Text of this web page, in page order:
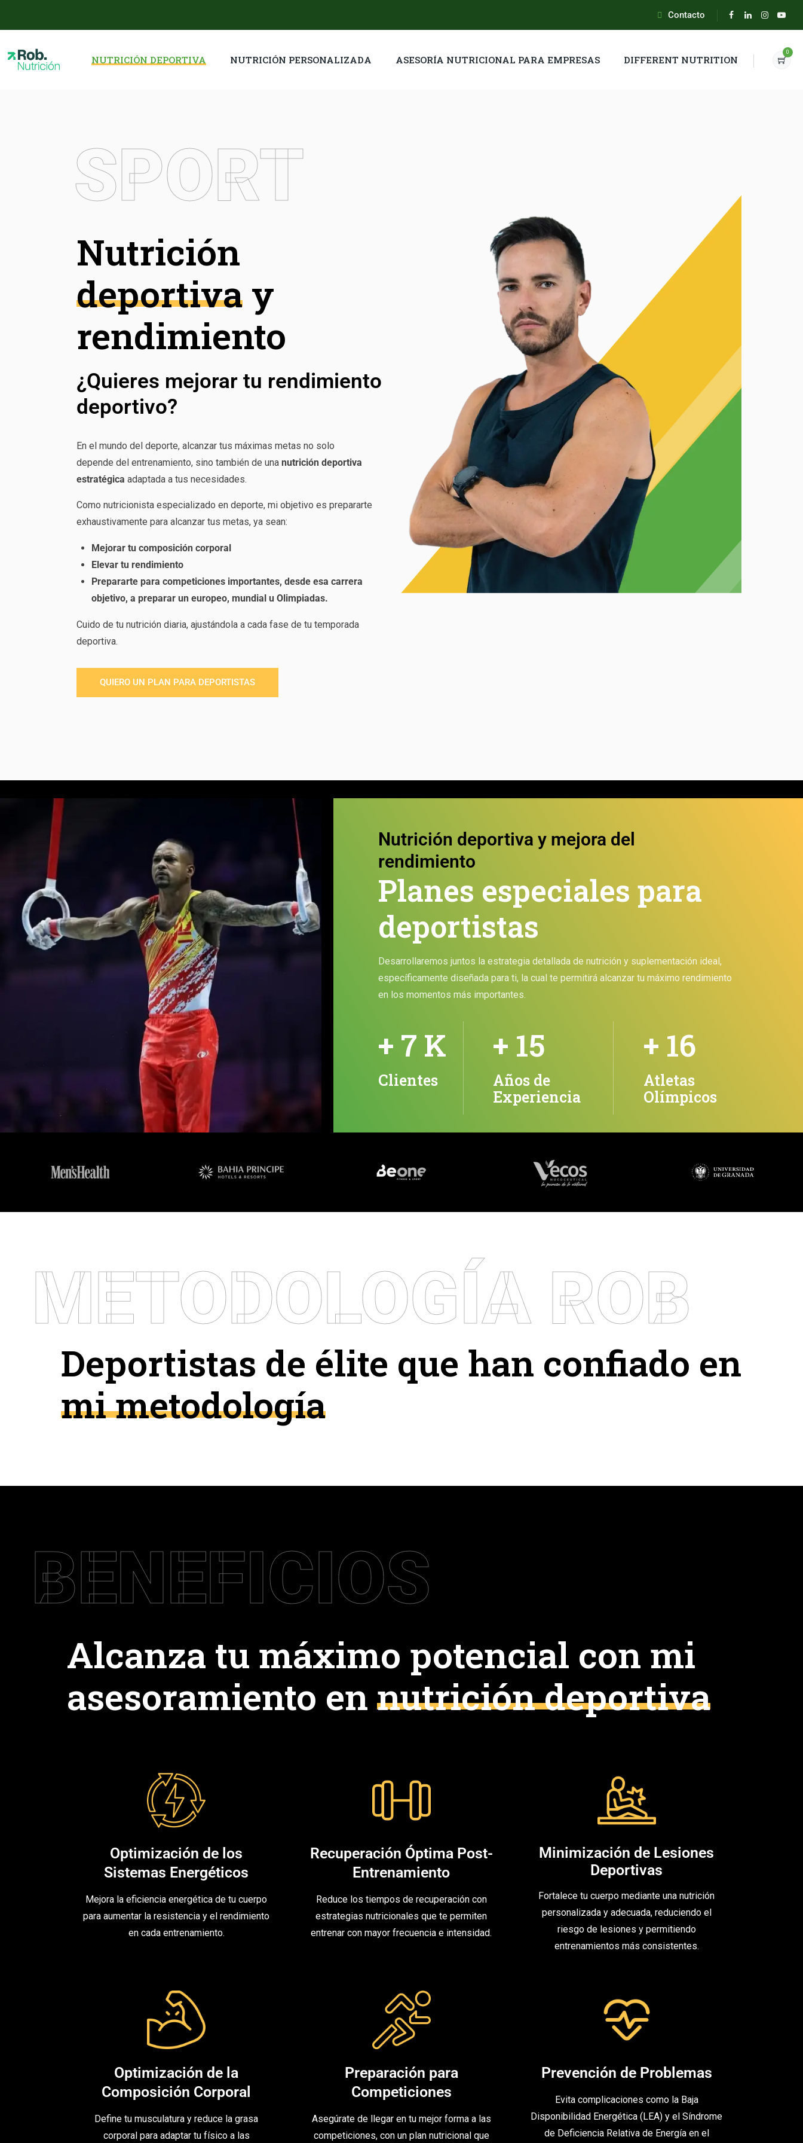
Contacto
0
NUTRICIÓN DEPORTIVA NUTRICIÓN PERSONALIZADA ASESORÍA NUTRICIONAL PARA EMPRESAS DIFFERENT NUTRITION
SPORT
Nutrición
deportiva y
rendimiento
¿Quieres mejorar tu rendimiento
deportivo?
En el mundo del deporte, alcanzar tus máximas metas no solo
depende del entrenamiento, sino también de una nutrición deportiva
estratégica adaptada a tus necesidades.
Como nutricionista especializado en deporte, mi objetivo es prepararte
exhaustivamente para alcanzar tus metas, ya sean:
Mejorar tu composición corporal
Elevar tu rendimiento
Prepararte para competiciones importantes, desde esa carrera
objetivo, a preparar un europeo, mundial u Olimpiadas.
Cuido de tu nutrición diaria, ajustándola a cada fase de tu temporada
deportiva.
QUIERO UN PLAN PARA DEPORTISTAS
Nutrición deportiva y mejora del
rendimiento
Planes especiales para
deportistas
Desarrollaremos juntos la estrategia detallada de nutrición y suplementación ideal,
específicamente diseñada para ti, la cual te permitirá alcanzar tu máximo rendimiento
en los momentos más importantes.
+ 7 K
Clientes
+ 15
Años de
Experiencia
+ 16
Atletas
Olímpicos
METODOLOGÍA ROB
Deportistas de élite que han confiado en
mi metodología
BENEFICIOS
Alcanza tu máximo potencial con mi
asesoramiento en nutrición deportiva
Optimización de los
Sistemas Energéticos
Mejora la eficiencia energética de tu cuerpo
para aumentar la resistencia y el rendimiento
en cada entrenamiento.
Recuperación Óptima Post-
Entrenamiento
Reduce los tiempos de recuperación con
estrategias nutricionales que te permiten
entrenar con mayor frecuencia e intensidad.
Minimización de Lesiones
Deportivas
Fortalece tu cuerpo mediante una nutrición
personalizada y adecuada, reduciendo el
riesgo de lesiones y permitiendo
entrenamientos más consistentes.
Optimización de la
Composición Corporal
Define tu musculatura y reduce la grasa
corporal para adaptar tu físico a las
Preparación para
Competiciones
Asegúrate de llegar en tu mejor forma a las
competiciones, con un plan nutricional que
Prevención de Problemas
Evita complicaciones como la Baja
Disponibilidad Energética (LEA) y el Síndrome
de Deficiencia Relativa de Energía en el